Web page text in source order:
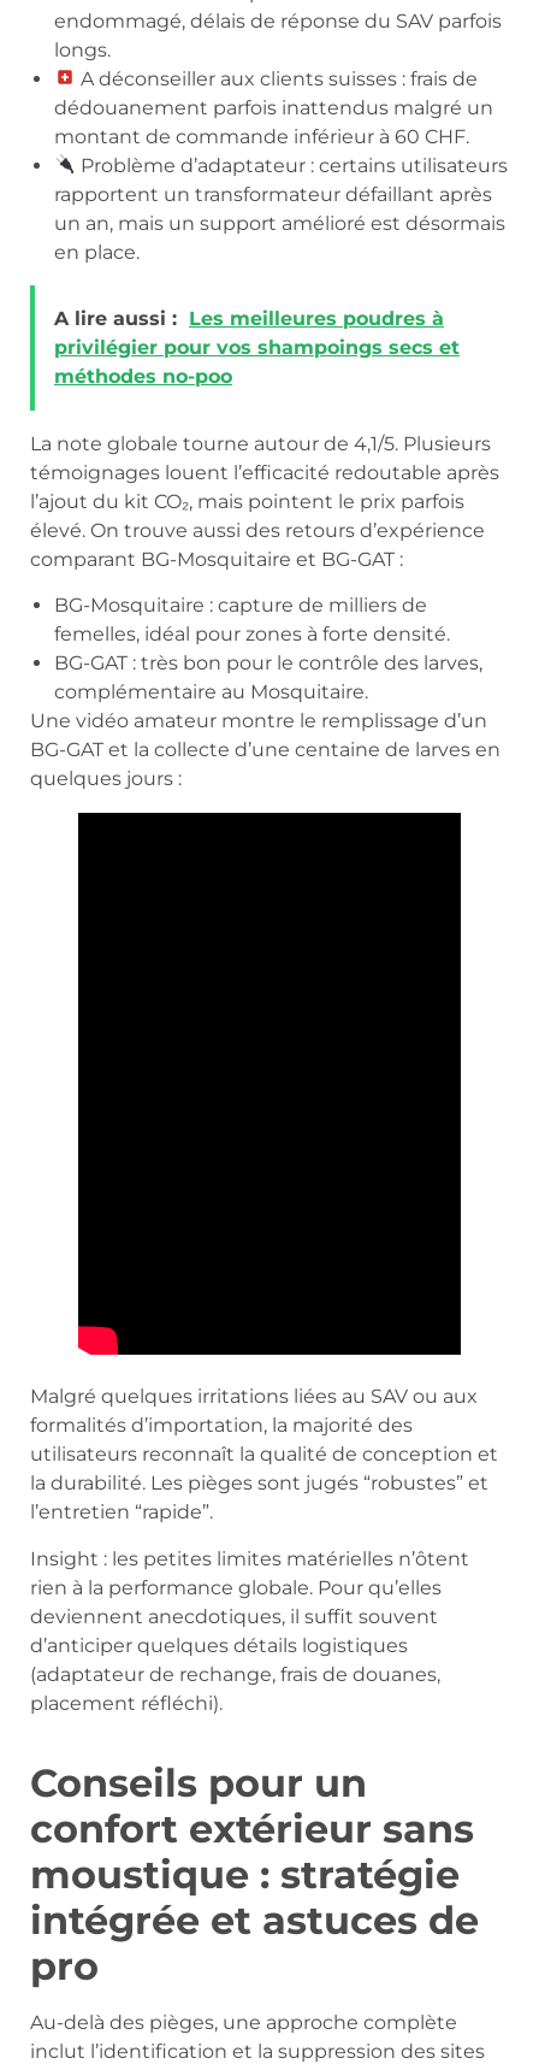
endommagé, délais de réponse du SAV parfois
longs.
A déconseiller aux clients suisses : frais de
dédouanement parfois inattendus malgré un
montant de commande inférieur à 60 CHF.
Problème d’adaptateur : certains utilisateurs
rapportent un transformateur défaillant après
un an, mais un support amélioré est désormais
en place.
A lire aussi : Les meilleures poudres à
privilégier pour vos shampoings secs et
méthodes no-poo
La note globale tourne autour de 4,1/5. Plusieurs
témoignages louent l’efficacité redoutable après
l’ajout du kit CO₂, mais pointent le prix parfois
élevé. On trouve aussi des retours d’expérience
comparant BG-Mosquitaire et BG-GAT :
BG-Mosquitaire : capture de milliers de
femelles, idéal pour zones à forte densité.
BG-GAT : très bon pour le contrôle des larves,
complémentaire au Mosquitaire.
Une vidéo amateur montre le remplissage d’un
BG-GAT et la collecte d’une centaine de larves en
quelques jours :
Malgré quelques irritations liées au SAV ou aux
formalités d’importation, la majorité des
utilisateurs reconnaît la qualité de conception et
la durabilité. Les pièges sont jugés “robustes” et
l’entretien “rapide”.
Insight : les petites limites matérielles n’ôtent
rien à la performance globale. Pour qu’elles
deviennent anecdotiques, il suffit souvent
d’anticiper quelques détails logistiques
(adaptateur de rechange, frais de douanes,
placement réfléchi).
Conseils pour un
confort extérieur sans
moustique : stratégie
intégrée et astuces de
pro
Au-delà des pièges, une approche complète
inclut l’identification et la suppression des sites